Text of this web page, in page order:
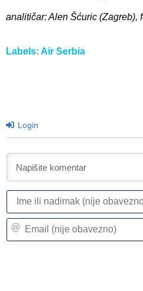
analitičar: Alen Šćuric (Zagreb),
Labels: Air Serbia
Login